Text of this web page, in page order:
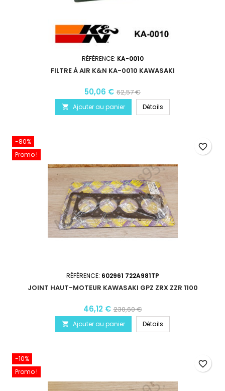
RÉFÉRENCE: KA-0010
FILTRE À AIR K&N KA-0010 KAWASAKI
50,06 € 62,57 €
 Ajouter au panier Détails
-80%
Promo !
RÉFÉRENCE: 602961 722A981TP
JOINT HAUT-MOTEUR KAWASAKI GPZ ZRX ZZR 1100
46,12 € 230,60 €
 Ajouter au panier Détails
favorite_border
-10%
Promo !
favorite_border